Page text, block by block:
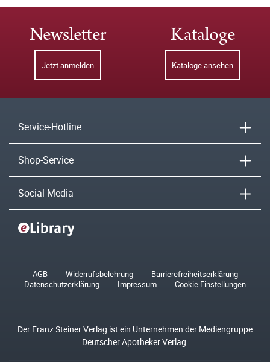
Newsletter
Jetzt anmelden
Kataloge
Kataloge ansehen
Service-Hotline
Shop-Service
Social Media
AGB Widerrufsbelehrung
Barrierefreiheitserklärung
Datenschutzerklärung
Impressum Cookie Einstellungen
Der Franz Steiner Verlag ist ein Unternehmen der Mediengruppe
Deutscher Apotheker Verlag.